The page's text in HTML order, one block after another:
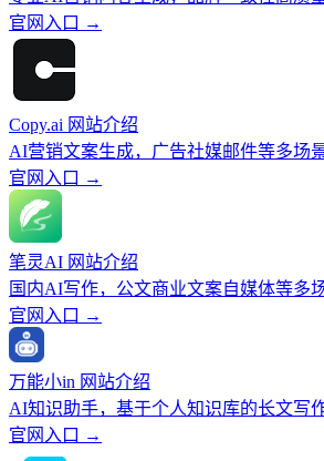
官网入口 →
Copy.ai 网站介绍
AI营销文案生成，广告社媒邮件等多场
官网入口 →
笔灵AI 网站介绍
国内AI写作，公文商业文案自媒体等多
官网入口 →
万能小in 网站介绍
AI知识助手，基于个人知识库的长文写
官网入口 →